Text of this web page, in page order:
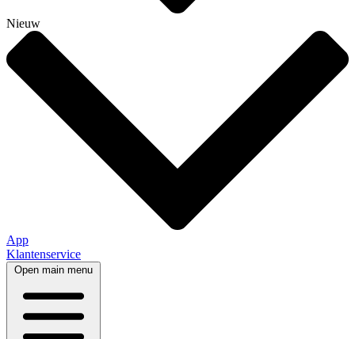
Nieuw
App
Klantenservice
Open main menu